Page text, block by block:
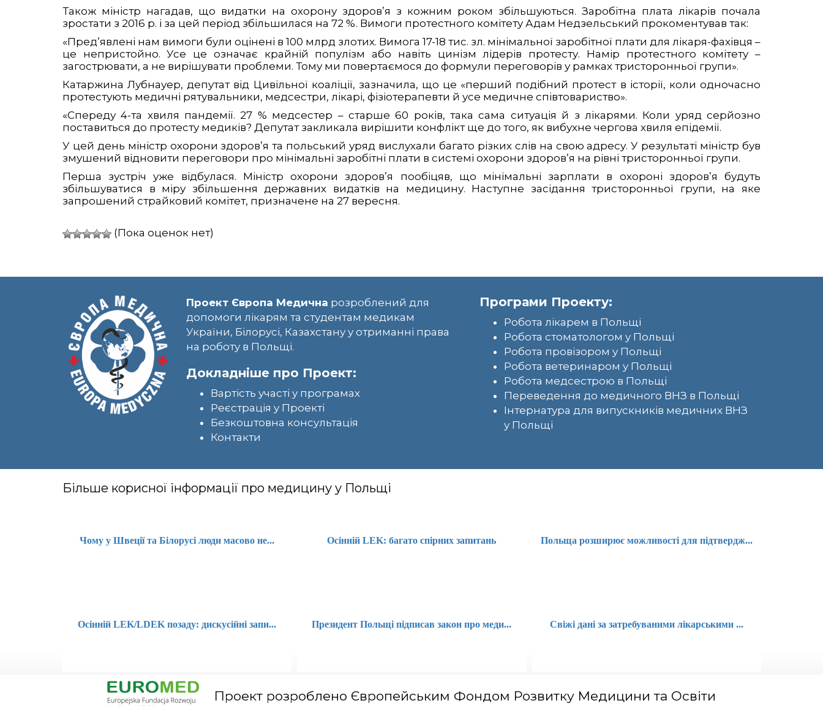
Також міністр нагадав, що видатки на охорону здоров’я з кожним роком збільшуються. Заробітна плата лікарів почала
зростати з 2016 р. і за цей період збільшилася на 72 %. Вимоги протестного комітету Адам Недзельський прокоментував так:
«Пред’явлені нам вимоги були оцінені в 100 млрд злотих. Вимога 17-18 тис. зл. мінімальної заробітної плати для лікаря-фахівця –
це непристойно. Усе це означає крайній популізм або навіть цинізм лідерів протесту. Намір протестного комітету –
загострювати, а не вирішувати проблеми. Тому ми повертаємося до формули переговорів у рамках тристоронньої групи».
Катаржина Лубнауер, депутат від Цивільної коаліції, зазначила, що це «перший подібний протест в історії, коли одночасно
протестують медичні рятувальники, медсестри, лікарі, фізіотерапевти й усе медичне співтовариство».
«Спереду 4-та хвиля пандемії. 27 % медсестер – старше 60 років, така сама ситуація й з лікарями. Коли уряд серйозно
поставиться до протесту медиків? Депутат закликала вирішити конфлікт ще до того, як вибухне чергова хвиля епідемії.
У цей день міністр охорони здоров’я та польський уряд вислухали багато різких слів на свою адресу. У результаті міністр був
змушений відновити переговори про мінімальні заробітні плати в системі охорони здоров’я на рівні тристоронньої групи.
Перша зустріч уже відбулася. Міністр охорони здоров’я пообіцяв, що мінімальні зарплати в охороні здоров’я будуть
збільшуватися в міру збільшення державних видатків на медицину. Наступне засідання тристоронньої групи, на яке
запрошений страйковий комітет, призначене на 27 вересня.
(Пока оценок нет)
Проект Європа Медична розроблений для
допомоги лікарям та студентам медикам
України, Білорусі, Казахстану у отриманні права
на роботу в Польщі.
Докладніше про Проект:
Вартість участі у програмах
Реєстрація у Проекті
Безкоштовна консультація
Контакти
Програми Проекту:
Робота лікарем в Польщі
Робота стоматологом у Польщі
Робота провізором у Польщі
Робота ветеринаром у Польщі
Робота медсестрою в Польщі
Переведення до медичного ВНЗ в Польщі
Інтернатура для випускників медичних ВНЗ
у Польщі
Більше корисної інформації про медицину у Польщі
Чому у Швеції та Білорусі люди масово не... Осінній LEK: багато спірних запитань Польща розширює можливості для підтвердж...
Осінній LEK/LDEK позаду: дискусійні запи... Президент Польщі підписав закон про меди... Свіжі дані за затребуваними лікарськими ...
Проект розроблено Європейським Фондом Розвитку Медицини та Освіти